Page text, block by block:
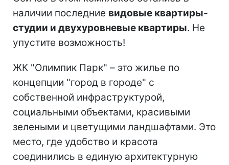
наличии последние видовые квартиры-
студии и двухуровневые квартиры. Не
упустите возможность!
ЖК "Олимпик Парк" – это жилье по
концепции "город в городе" с
собственной инфраструктурой,
социальными объектами, красивыми
зелеными и цветущими ландшафтами. Это
место, где удобство и красота
соединились в единую архитектурную